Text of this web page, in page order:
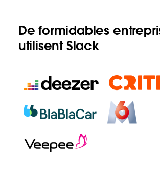
De formidables
utilisent Slack